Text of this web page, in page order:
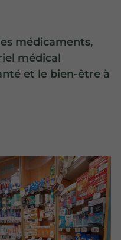
médicaments,
médical
et le bien-être à